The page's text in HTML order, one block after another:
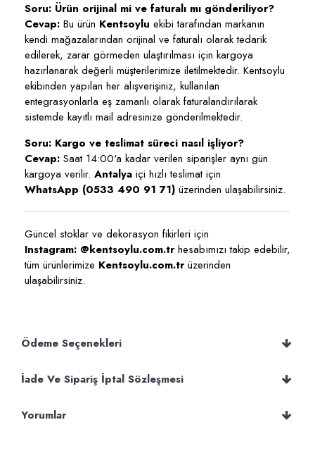
Soru: Ürün orijinal mi ve faturalı mı gönderiliyor?
Cevap: Bu ürün Kentsoylu ekibi tarafından markanın
kendi mağazalarından orijinal ve faturalı olarak tedarik
edilerek, zarar görmeden ulaştırılması için kargoya
hazırlanarak değerli müşterilerimize iletilmektedir. Kentsoylu
ekibinden yapılan her alışverişiniz, kullanılan
entegrasyonlarla eş zamanlı olarak faturalandırılarak
sistemde kayıtlı mail adresinize gönderilmektedir.
Soru: Kargo ve teslimat süreci nasıl işliyor?
Cevap: Saat 14:00'a kadar verilen siparişler aynı gün
kargoya verilir. Antalya içi hızlı teslimat için
WhatsApp (0533 490 91 71) üzerinden ulaşabilirsiniz.
Güncel stoklar ve dekorasyon fikirleri için
Instagram: @kentsoylu.com.trhesabımızı takip edebilir,
tüm ürünlerimize Kentsoylu.com.trüzerinden
ulaşabilirsiniz.
Ödeme Seçenekleri
İade Ve Sipariş İptal Sözleşmesi
Yorumlar